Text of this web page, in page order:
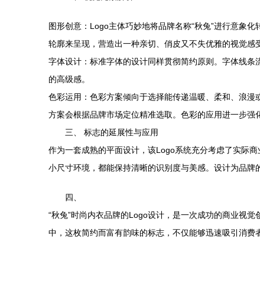
图形创意：Logo主体巧妙地将品牌名称“秋兔”进行意象
轮廓来呈现，营造出一种亲切、俏皮又不失优雅的视觉感
字体设计：标准字体的设计同样贯彻简约原则。字体线
的高级感。
色彩运用：色彩方案倾向于选择能传递温暖、柔和、浪
方案会根据品牌市场定位精准选取。色彩的应用进一步强
三、 标志的延展性与应用
作为一套成熟的平面设计，该Logo系统充分考虑了实际
小尺寸环境，都能保持清晰的识别度与美感。设计为品牌
四、
“秋兔”时尚内衣品牌的Logo设计，是一次成功的商业视
中，这枚简约而富有韵味的标志，不仅能够迅速吸引消